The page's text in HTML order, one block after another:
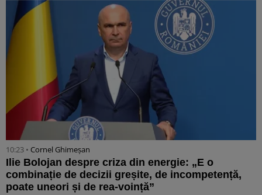
10:23 • Cornel Ghimeșan
Ilie Bolojan despre criza din energie: „E o
combinație de decizii greșite, de incompetență,
poate uneori și de rea-voință”